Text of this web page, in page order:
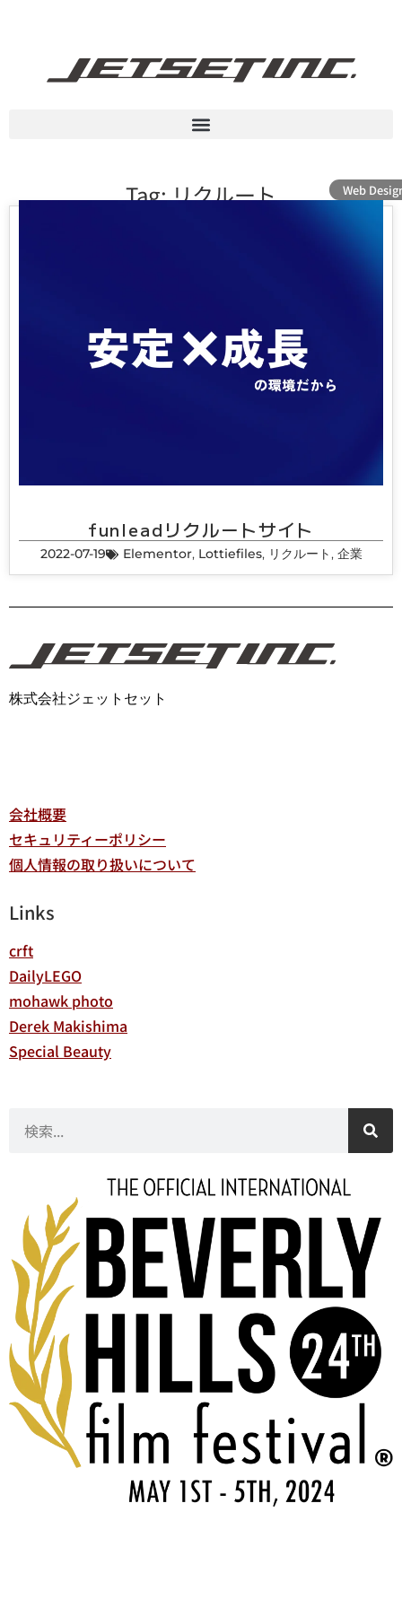
Tag: リクルート Web
funleadリクルートサイト
2022-07-19 Elementor, Lottiefiles, リクルート, 企業
株式会社ジェットセット
会社概要
セキュリティーポリシー
個人情報の取り扱いについて
Links
crft
DailyLEGO
mohawk photo
Derek Makishima
Special Beauty